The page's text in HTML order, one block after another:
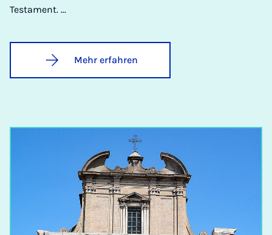
Testament. ...
Mehr erfahren